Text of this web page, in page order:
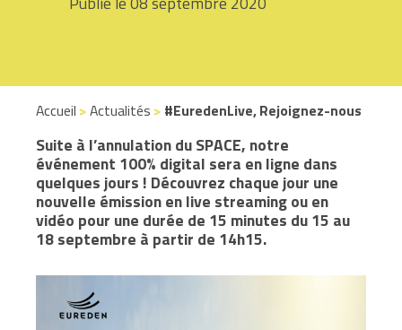
Accueil >Actualités > #EuredenLive, Rejoignez-nous
Suite à l’annulation du SPACE, notre
événement 100% digital sera en ligne dans
quelques jours ! Découvrez chaque jour une
nouvelle émission en live streaming ou en
vidéo pour une durée de 15 minutes du 15 au
18 septembre à partir de 14h15.